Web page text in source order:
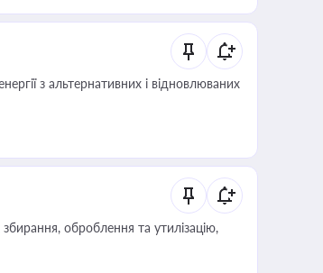
з альтернативних і відновлюваних
оброблення та утилізацію,